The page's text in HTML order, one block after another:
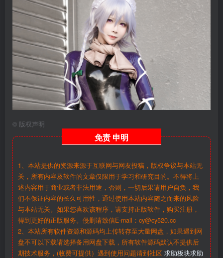
© 版权声明
免责 申明
1、本站提供的资源来源于互联网与网友投稿，版权争议与本站无
关，所有内容及软件的文章仅限用于学习和研究目的。不得将上
述内容用于商业或者非法用途，否则，一切后果请用户自负，我
们不保证内容的长久可用性，通过使用本站内容随之而来的风险
与本站无关。如果您喜欢该程序，请支持正版软件，购买注册，
得到更好的正版服务。侵删请致信E-mail：cy@cy520.cc
2、本站所有软件资源和源码均上传转存至大量网盘，如果遇到网
盘不可以下载请选择备用网盘下载，所有软件源码默认不提供后
期技术服务，(收费可提供）遇到使用问题请到社区 求助板块求助